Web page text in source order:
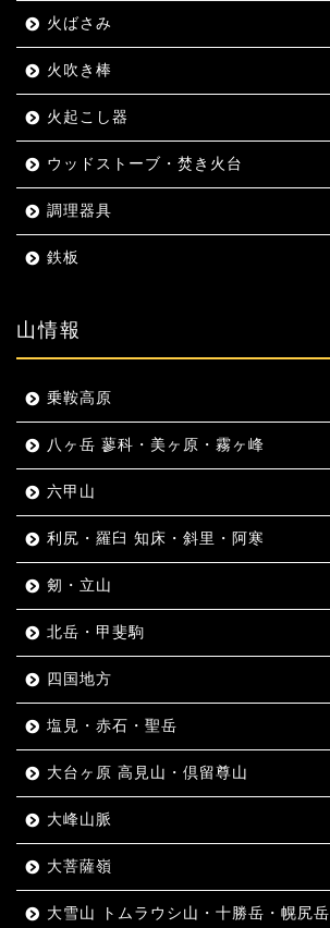
火ばさみ
火吹き棒
火起こし器
ウッドストーブ・焚き火台
調理器具
鉄板
山情報
乗鞍高原
八ヶ岳 蓼科・美ヶ原・霧ヶ峰
六甲山
利尻・羅臼 知床・斜里・阿寒
剱・立山
北岳・甲斐駒
四国地方
塩見・赤石・聖岳
大台ヶ原 高見山・倶留尊山
大峰山脈
大菩薩嶺
大雪山 トムラウシ山・十勝岳・幌尻岳